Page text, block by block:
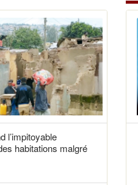
l’impitoyable
habitations malgré